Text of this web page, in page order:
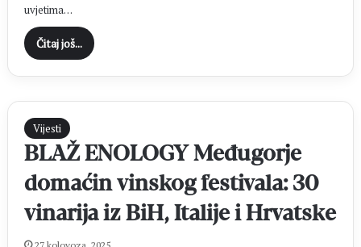
uvjetima…
Čitaj još...
Vijesti
BLAŽ ENOLOGY Međugorje
domaćin vinskog festivala: 30
vinarija iz BiH, Italije i Hrvatske